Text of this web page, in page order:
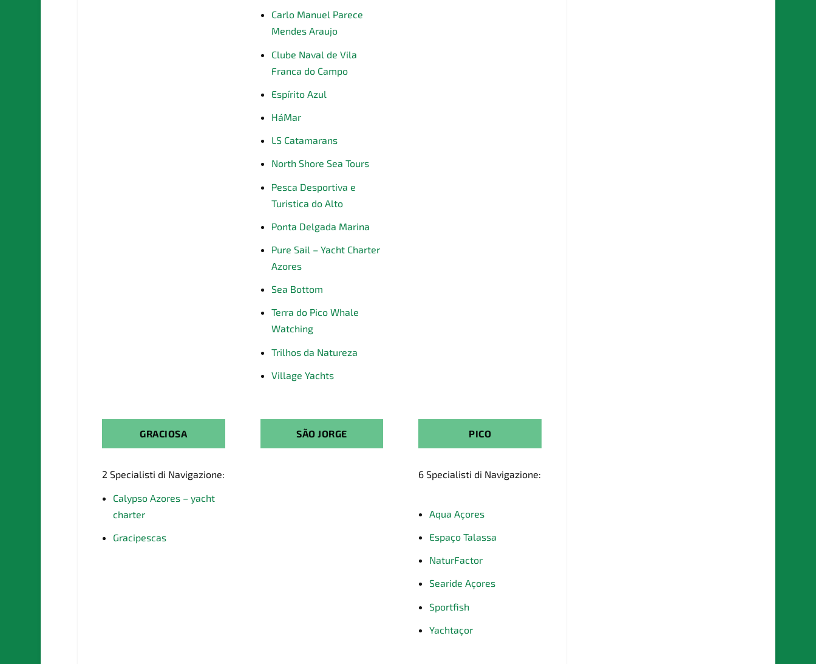
Carlo Manuel Parece
Mendes Araujo
Clube Naval de Vila
Franca do Campo
Espírito Azul
HáMar
LS Catamarans
North Shore Sea Tours
Pesca Desportiva e
Turistica do Alto
Ponta Delgada Marina
Pure Sail – Yacht Charter
Azores
Sea Bottom
Terra do Pico Whale
Watching
Trilhos da Natureza
Village Yachts
GRACIOSA
2 Specialisti di Navigazione:
Calypso Azores – yacht
charter
Gracipescas
SÃO JORGE PICO
6 Specialisti di Navigazione:
Aqua Açores
Espaço Talassa
NaturFactor
Searide Açores
Sportfish
Yachtaçor